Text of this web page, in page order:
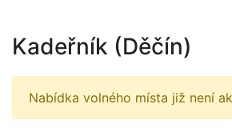
Kadeřník (Děčín)
Nabídka volného místa již není